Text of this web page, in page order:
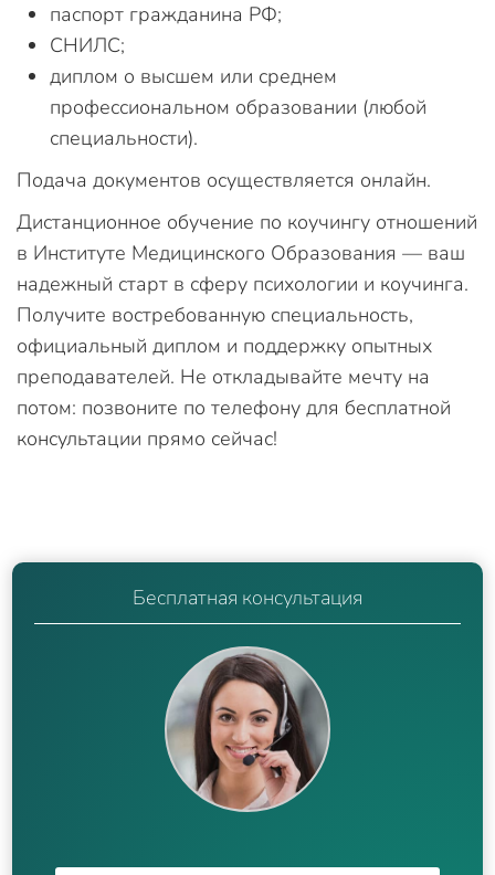
паспорт гражданина РФ;
СНИЛС;
диплом о высшем или среднем
профессиональном образовании (любой
специальности).
Подача документов осуществляется онлайн.
Дистанционное обучение по коучингу отношений
в Институте Медицинского Образования — ваш
надежный старт в сферу психологии и коучинга.
Получите востребованную специальность,
официальный диплом и поддержку опытных
преподавателей. Не откладывайте мечту на
потом: позвоните по телефону для бесплатной
консультации прямо сейчас!
Бесплатная консультация